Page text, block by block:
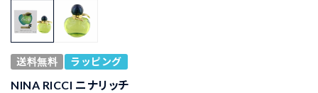
送料無料 ラッピング
NINA RICCI ニナリッチ